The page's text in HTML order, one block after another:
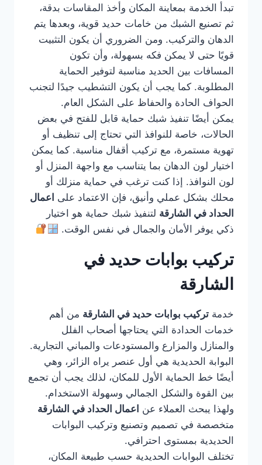
تبدأ الخدمة بمعاينة المكان وأخذ المقاسات بدقة،
ثم تصنيع الشبك من خامات حديد قوية، وبعدها يتم
الدهان والتركيب. ومن الضروري أن يكون التثبيت
قويًا حتى لا يمكن فكه بسهولة، وأن تكون
المسافات بين الحديد مناسبة لتوفير الحماية
المطلوبة. كما يجب أن يكون التشطيب جيدًا لتجنب
الحواف الحادة والحفاظ على الشكل العام.
يمكن أيضًا تنفيذ شبك حماية قابل للفتح في بعض
الحالات، خاصة للنوافذ التي تحتاج إلى تنظيف أو
تهوية مستمرة، مع تركيب أقفال مناسبة. كما يمكن
اختيار لون الدهان بما يتناسب مع واجهة المنزل أو
لون النوافذ. إذا كنت ترغب في حماية منزلك أو
محلك بشكل عملي وأنيق، فإن الاعتماد على اعمال
الحداد في الشارقة لتنفيذ شبك حماية هو اختيار
ذكي يوفر الأمان والجمال في نفس الوقت.
تركيب بوابات حديد في
الشارقة
خدمة تركيب بوابات حديد في الشارقة من أهم
خدمات الحدادة التي يحتاجها أصحاب الفلل
والمنازل والمزارع والمستودعات والمباني التجارية.
البوابة الحديدية هي أول عنصر يراه الزائر، وهي
أيضًا خط الحماية الأول للمكان، لذلك يجب أن تجمع
بين القوة والشكل الجمالي وسهولة الاستخدام.
ولهذا يبحث العملاء عن اعمال الحداد في الشارقة
متخصصة في تصميم وتصنيع وتركيب البوابات
الحديدية بمستوى احترافي.
تختلف البوابات الحديدية حسب طبيعة المكان،